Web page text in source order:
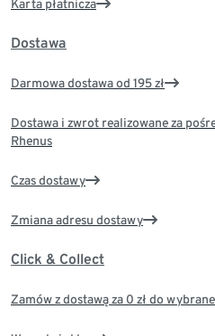
Karta płatnicza
Dostawa
Darmowa dostawa od 195 zł
Dostawa i zwrot realizowane za
Rhenus
Czas dostawy
Zmiana adresu dostawy
Click & Collect
Zamów z dostawą za 0 zł do